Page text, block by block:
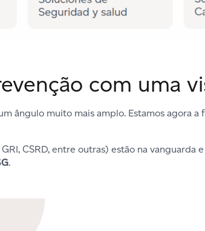
com uma
ângulo muito mais amplo. Estamos agora a
GRI, CSRD, entre outras) estão na
.